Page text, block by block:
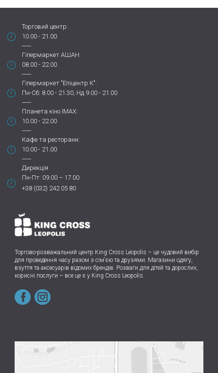
Торговий центр:
10.00 - 21.00
Гіпермаркет АШАН:
08.00 - 22.00
Гіпермаркет "Епіцентр К":
Пн-Сб: 8.00 - 21.30, Нд 9.00 - 21.00
Планета кіно IMAX:
10.00 - 22.00
Кафе та ресторани:
10.00 - 21.00
Дирекція
Пн-Пт: 09.00 – 17.00
+38 (032) 242 05 80
Торгово-розважальний центр King Cross Leopolis – це чудовий вибір
для проведення часу разом з сім’єю та друзями. Магазини одягу,
взуття та аксесуарів відомих брендів. Розваги для дітей та дорослих,
корисні послуги – все це є у King Cross Leopolis.